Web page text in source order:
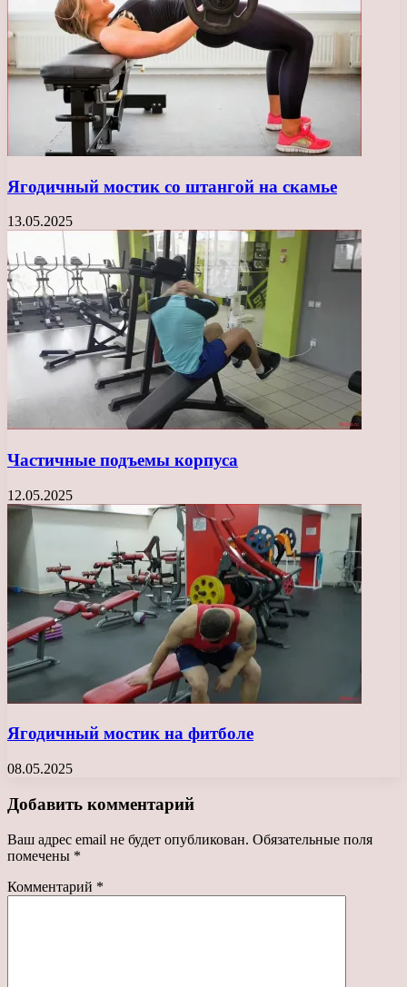
Ягодичный мостик со штангой на скамье
13.05.2025
Частичные подъемы корпуса
12.05.2025
Ягодичный мостик на фитболе
08.05.2025
Добавить комментарий
Ваш адрес email не будет опубликован. Обязательные поля
помечены *
Комментарий *